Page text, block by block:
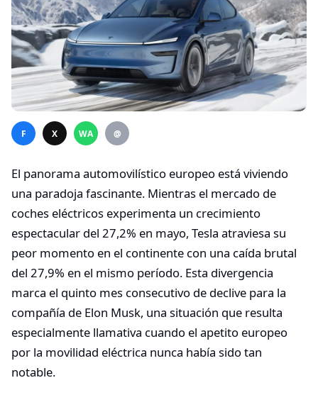
F X WA @
El panorama automovilístico europeo está viviendo
una paradoja fascinante. Mientras el mercado de
coches eléctricos experimenta un crecimiento
espectacular del 27,2% en mayo, Tesla atraviesa su
peor momento en el continente con una caída brutal
del 27,9% en el mismo período. Esta divergencia
marca el quinto mes consecutivo de declive para la
compañía de Elon Musk, una situación que resulta
especialmente llamativa cuando el apetito europeo
por la movilidad eléctrica nunca había sido tan
notable.